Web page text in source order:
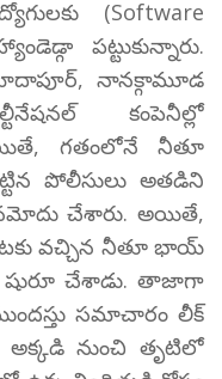
(Software
పట్టుకున్నారు.
నానక్గామూడ
కంపెనీల్లో
అయితే, గతంలోనే నీతూ
పోలీసులు అతడిని
చేశారు. అయితే,
వచ్చిన నీతూ భాయ్
చేశాడు. తాజాగా
సమాచారం లీక్
నుంచి తృటిలో